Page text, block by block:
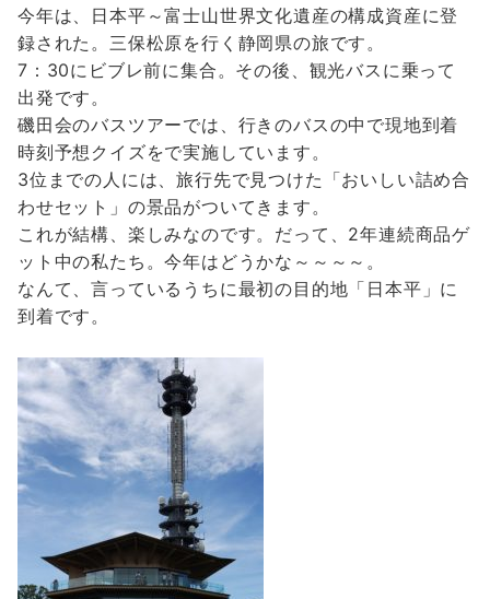
今年は、日本平～富士山世界文化遺産の構成資産に登
録された。三保松原を行く静岡県の旅です。
7：30にビブレ前に集合。その後、観光バスに乗って
出発です。
磯田会のバスツアーでは、行きのバスの中で現地到着
時刻予想クイズをで実施しています。
3位までの人には、旅行先で見つけた「おいしい詰め合
わせセット」の景品がついてきます。
これが結構、楽しみなのです。だって、2年連続商品ゲ
ット中の私たち。今年はどうかな～～～～。
なんて、言っているうちに最初の目的地「日本平」に
到着です。